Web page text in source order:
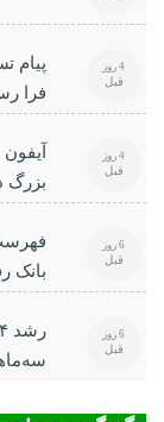
پیام
فرا
4 روز
قبل
بزرگ
4 روز
قبل
بانک
6 روز
قبل
6 روز
قبل